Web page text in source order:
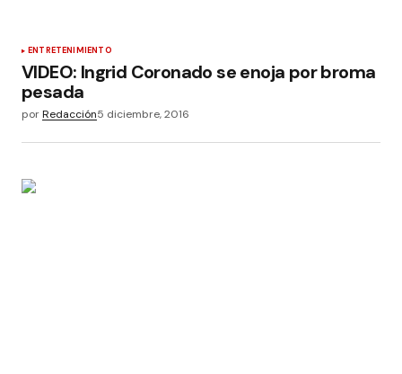
ENTRETENIMIENTO
VIDEO: Ingrid Coronado se enoja por broma
pesada
porRedacción5 diciembre, 2016